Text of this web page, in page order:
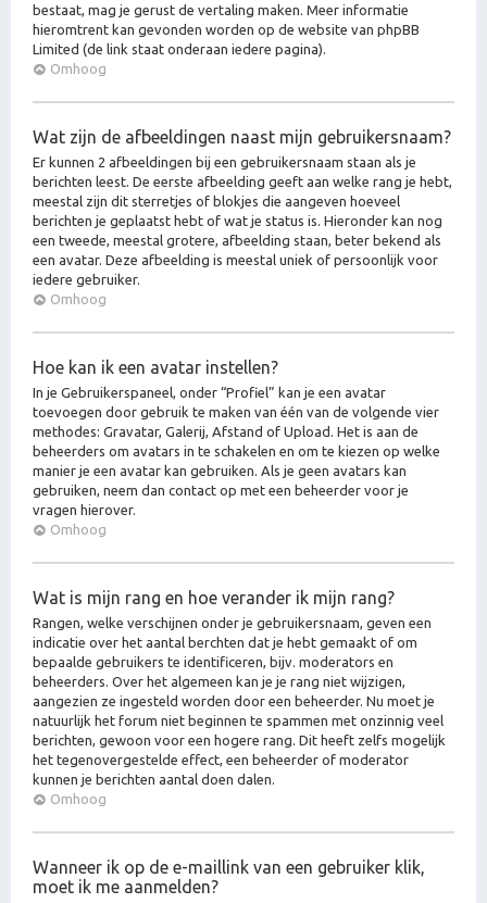
bestaat, mag je gerust de vertaling maken. Meer informatie
hieromtrent kan gevonden worden op de website van phpBB
Limited (de link staat onderaan iedere pagina).
Omhoog
Wat zijn de afbeeldingen naast mijn gebruikersnaam?
Er kunnen 2 afbeeldingen bij een gebruikersnaam staan als je
berichten leest. De eerste afbeelding geeft aan welke rang je hebt,
meestal zijn dit sterretjes of blokjes die aangeven hoeveel
berichten je geplaatst hebt of wat je status is. Hieronder kan nog
een tweede, meestal grotere, afbeelding staan, beter bekend als
een avatar. Deze afbeelding is meestal uniek of persoonlijk voor
iedere gebruiker.
Omhoog
Hoe kan ik een avatar instellen?
In je Gebruikerspaneel, onder “Profiel” kan je een avatar
toevoegen door gebruik te maken van één van de volgende vier
methodes: Gravatar, Galerij, Afstand of Upload. Het is aan de
beheerders om avatars in te schakelen en om te kiezen op welke
manier je een avatar kan gebruiken. Als je geen avatars kan
gebruiken, neem dan contact op met een beheerder voor je
vragen hierover.
Omhoog
Wat is mijn rang en hoe verander ik mijn rang?
Rangen, welke verschijnen onder je gebruikersnaam, geven een
indicatie over het aantal berchten dat je hebt gemaakt of om
bepaalde gebruikers te identificeren, bijv. moderators en
beheerders. Over het algemeen kan je je rang niet wijzigen,
aangezien ze ingesteld worden door een beheerder. Nu moet je
natuurlijk het forum niet beginnen te spammen met onzinnig veel
berichten, gewoon voor een hogere rang. Dit heeft zelfs mogelijk
het tegenovergestelde effect, een beheerder of moderator
kunnen je berichten aantal doen dalen.
Omhoog
Wanneer ik op de e-maillink van een gebruiker klik,
moet ik me aanmelden?